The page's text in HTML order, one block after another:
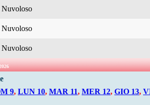
Nuvoloso
Nuvoloso
Nuvoloso
9, LUN 10, MAR 11, MER 12, GIO 13,